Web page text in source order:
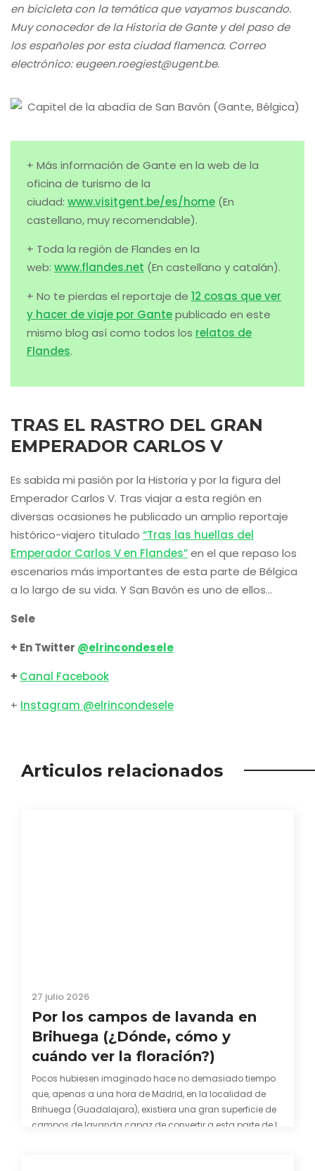
en bicicleta con la temática que vayamos buscando.
Muy conocedor de la Historia de Gante y del paso de
los españoles por esta ciudad flamenca. Correo
electrónico: eugeen.roegiest@ugent.be.
+ Más información de Gante en la web de la
oficina de turismo de la
ciudad: www.visitgent.be/es/home (En
castellano, muy recomendable).
+ Toda la región de Flandes en la
web: www.flandes.net (En castellano y catalán).
+ No te pierdas el reportaje de 12 cosas que ver
y hacer de viaje por Gantepublicado en este
mismo blog así como todos los relatos de
Flandes.
TRAS EL RASTRO DEL GRAN
EMPERADOR CARLOS V
Es sabida mi pasión por la Historia y por la figura del
Emperador Carlos V. Tras viajar a esta región en
diversas ocasiones he publicado un amplio reportaje
histórico-viajero titulado “Tras las huellas del
Emperador Carlos V en Flandes”en el que repaso los
escenarios más importantes de esta parte de Bélgica
a lo largo de su vida. Y San Bavón es uno de ellos…
Sele
+ En Twitter @elrincondesele
+ Canal Facebook
+ Instagram @elrincondesele
Articulos relacionados
27 julio 2026
Por los campos de lavanda en
Brihuega (¿Dónde, cómo y
cuándo ver la floración?)
Pocos hubiesen imaginado hace no demasiado tiempo
que, apenas a una hora de Madrid, en la localidad de
Brihuega (Guadalajara), existiera una gran superficie de
campos de lavanda capaz de convertir a esta parte de la